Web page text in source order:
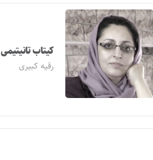
کیتاب تانیتیمی
رقیه کبیری